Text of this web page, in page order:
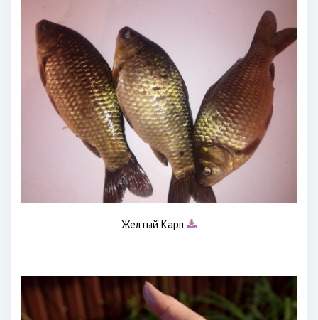
Желтый Карп